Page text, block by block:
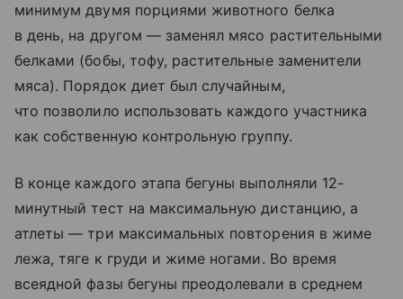
минимум двумя порциями животного белка
в день, на другом — заменял мясо растительными
белками (бобы, тофу, растительные заменители
мяса). Порядок диет был случайным,
что позволило использовать каждого участника
как собственную контрольную группу.
В конце каждого этапа бегуны выполняли 12-
минутный тест на максимальную дистанцию, а
атлеты — три максимальных повторения в жиме
лежа, тяге к груди и жиме ногами. Во время
всеядной фазы бегуны преодолевали в среднем